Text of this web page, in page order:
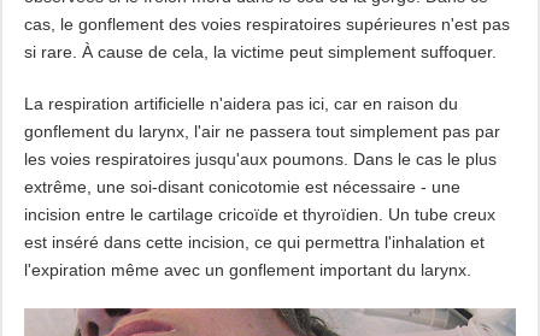
cas, le gonflement des voies respiratoires supérieures n'est pas
si rare. À cause de cela, la victime peut simplement suffoquer.
La respiration artificielle n'aidera pas ici, car en raison du
gonflement du larynx, l'air ne passera tout simplement pas par
les voies respiratoires jusqu'aux poumons. Dans le cas le plus
extrême, une soi-disant conicotomie est nécessaire - une
incision entre le cartilage cricoïde et thyroïdien. Un tube creux
est inséré dans cette incision, ce qui permettra l'inhalation et
l'expiration même avec un gonflement important du larynx.